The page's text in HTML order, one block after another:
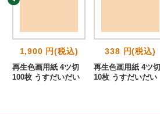
1,900 円(税込)
再生色画用紙 4ツ切
100枚 うすだいだい
338 円(税込)
再生色画用紙 4ツ切
10枚 うすだいだい